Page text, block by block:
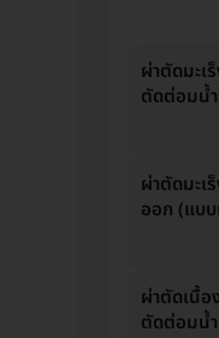
ผ่าตัดมะเ
ตัดต่อมน้
ผ่าตัดมะ
ออก (แบบ
ผ่าตัดเนื้
ตัดต่อมน้